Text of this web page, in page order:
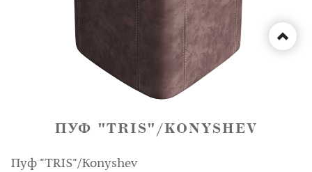
ПУФ "TRIS"/KONYSHEV
Пуф "TRIS"/Konyshev